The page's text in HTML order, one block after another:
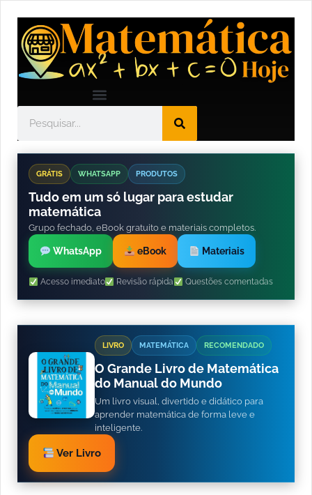
GRÁTIS WHATSAPP PRODUTOS
Tudo em um só lugar para estudar
matemática
Grupo fechado, eBook gratuito e materiais completos.
WhatsApp eBook Materiais
Acesso imediato Revisão rápida Questões comentadas
LIVRO MATEMÁTICA RECOMENDADO
O Grande Livro de Matemática
do Manual do Mundo
Um livro visual, divertido e didático para
aprender matemática de forma leve e
inteligente.
Ver Livro